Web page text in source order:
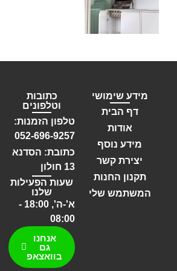
מידע שימושי
דף הבית
אודות
מידע נוסף
יצירת קשר
תקנון החנות
המשתמש שלי
כתובות
וטלפונים
טלפון הזמנות:
052-696-9257
כתובת: הסדנא
13 חולון
שעות הפעילות
שלנו
א'-ה', 18:00 -
08:00
אנחנו
גם
בוואצאפ